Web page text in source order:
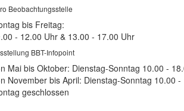
Beobachtungsstelle
bis Freitag:
- 12.00 Uhr & 13.00 - 17.00 Uhr
BBT-Infopoint
Mai bis Oktober: Dienstag-Sonntag 10.00 -
November bis April: Dienstag-Sonntag 10.00
geschlossen